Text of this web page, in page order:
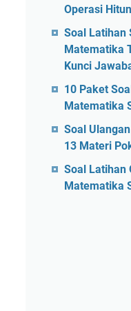
Operasi
Soal Latihan
Matematika
Kunci
10 Paket
Matematika
Soal
13 Materi
Soal Latihan
Matematika